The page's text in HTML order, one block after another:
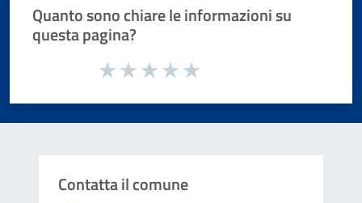
Quanto sono chiare le informazioni su
questa pagina?
Valuta da 1 a 5 stelle la pagina
Contatta il comune